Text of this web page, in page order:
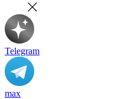
Telegram
max